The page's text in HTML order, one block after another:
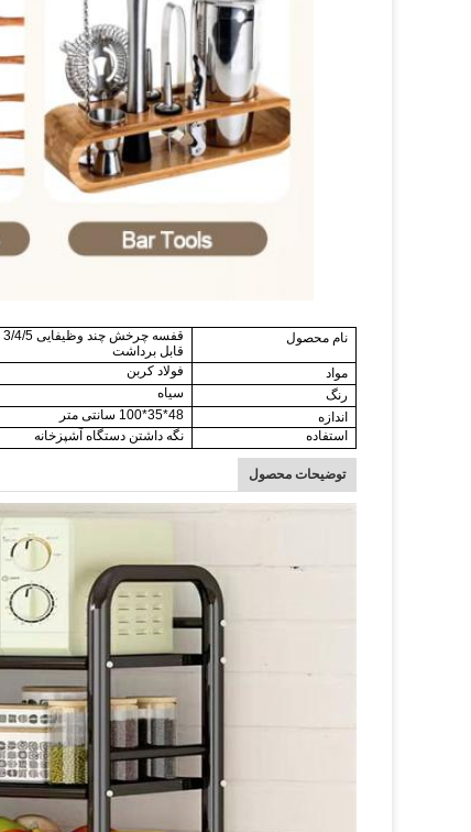
نام محصول
قابل برداشت
مواد
فولاد کربن
رنگ
سیاه
اندازه
48*35*100 سانتی متر
استفاده
نگه داشتن دستگاه آشپزخانه
توضیحات محصول